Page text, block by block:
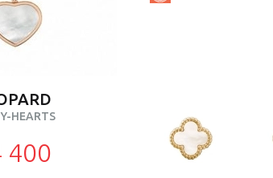
HEARTS
400